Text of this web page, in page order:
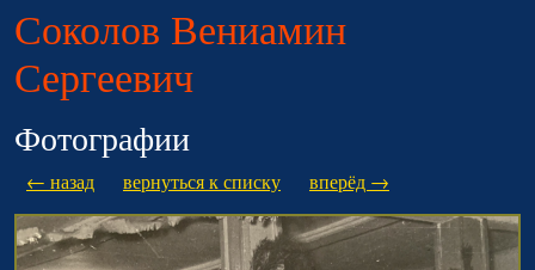
Соколов Вениамин
Сергеевич
Фотографии
← назад вернуться к списку вперёд →